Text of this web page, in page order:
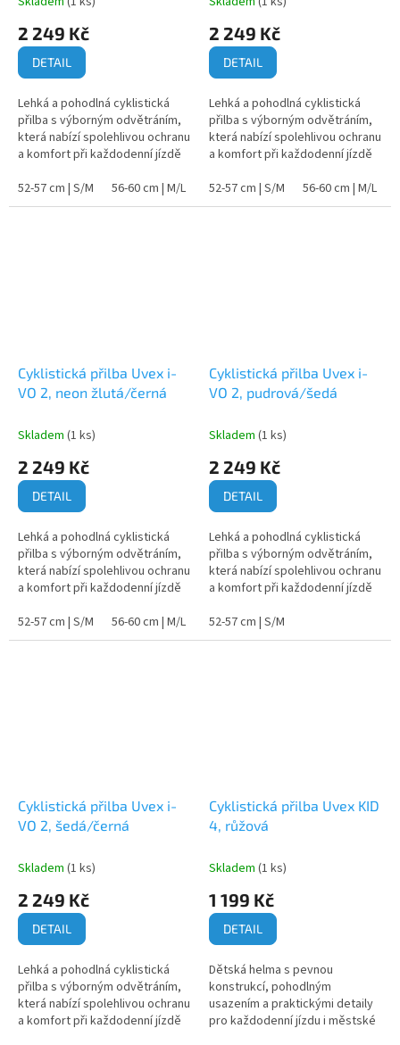
2 249 Kč
DETAIL
Lehká a pohodlná cyklistická
přilba s výborným odvětráním,
která nabízí spolehlivou ochranu
a komfort při každodenní jízdě
52-57 cm | S/M
56-60 cm | M/L 60-64 cm | XL
2 249 Kč
DETAIL
Lehká a pohodlná cyklistická
přilba s výborným odvětráním,
která nabízí spolehlivou ochranu
a komfort při každodenní jízdě
52-57 cm | S/M
56-60 cm | M/L
Cyklistická přilba Uvex i-
VO 2, neon žlutá/černá
Skladem (1 ks)
2 249 Kč
DETAIL
Lehká a pohodlná cyklistická
přilba s výborným odvětráním,
která nabízí spolehlivou ochranu
a komfort při každodenní jízdě
52-57 cm | S/M
56-60 cm | M/L
Cyklistická přilba Uvex i-
VO 2, pudrová/šedá
Skladem (1 ks)
2 249 Kč
DETAIL
Lehká a pohodlná cyklistická
přilba s výborným odvětráním,
která nabízí spolehlivou ochranu
a komfort při každodenní jízdě
52-57 cm | S/M
Cyklistická přilba Uvex i-
VO 2, šedá/černá
Skladem (1 ks)
2 249 Kč
DETAIL
Lehká a pohodlná cyklistická
přilba s výborným odvětráním,
která nabízí spolehlivou ochranu
a komfort při každodenní jízdě
Cyklistická přilba Uvex KID
4, růžová
Skladem (1 ks)
1 199 Kč
DETAIL
Dětská helma s pevnou
konstrukcí, pohodlným
usazením a praktickými detaily
pro každodenní jízdu i městské